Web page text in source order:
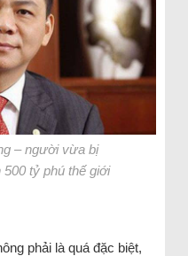
– người vừa bị
tỷ phú thế giới
phải là quá đặc biệt,